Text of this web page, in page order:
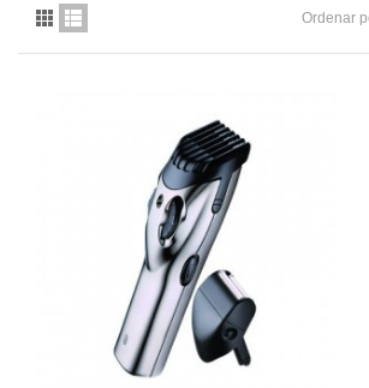
Ordenar